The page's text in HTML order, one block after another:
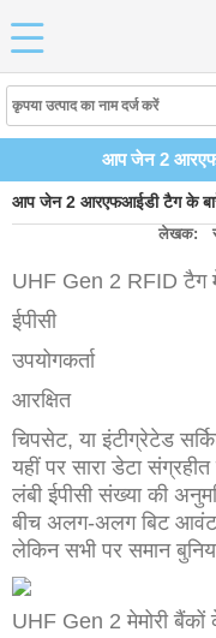
आप जेन 2
आप जेन 2 आरएफआईडी टैग के बारे
लेखक:
UHF Gen 2 RFID टैग
ईपीसी
उपयोगकर्ता
आरक्षित
चिपसेट, या इंटीग्रेटेड
यहीं पर सारा डेटा
लंबी ईपीसी संख्या की
बीच अलग-अलग बिट
लेकिन सभी पर समान
UHF Gen 2 मेमोरी बैंकों